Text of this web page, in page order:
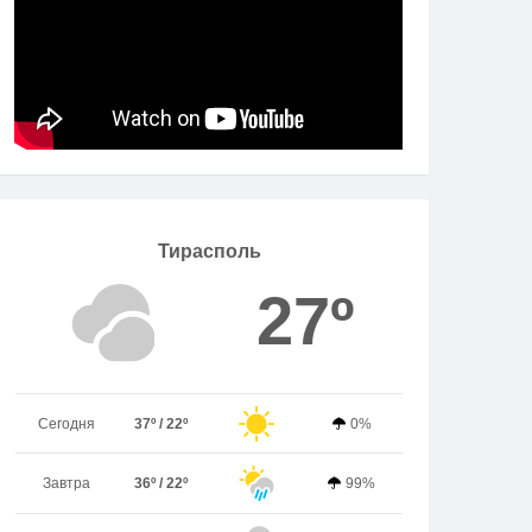
Тирасполь
27º
Сегодня 37º / 22º 0%
Завтра 36º / 22º 99%